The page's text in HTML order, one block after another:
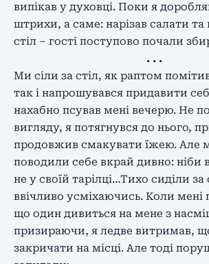
випікав у духовці. Поки я
штрихи, а саме: нарізав салати та
стіл – гості поступово почали
. . .
Ми сіли за стіл, як раптом
так і напрошувався придавити
нахабно псував мені вечерю. Не
вигляду, я потягнувся до нього,
продовжив смакувати їжею. Але
поводили себе вкрай дивно: ніби
не у своїй тарілці…Тихо сиділи
ввічливо усміхаючись. Коли
що один дивиться на мене з
призираючи, я ледве витримав,
закричати на місці. Але тоді